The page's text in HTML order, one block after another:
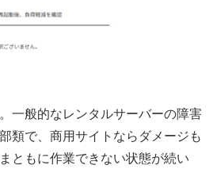
一般的なレンタルサーバーの障害
類で、商用サイトならダメージも
ともに作業できない状態が続い